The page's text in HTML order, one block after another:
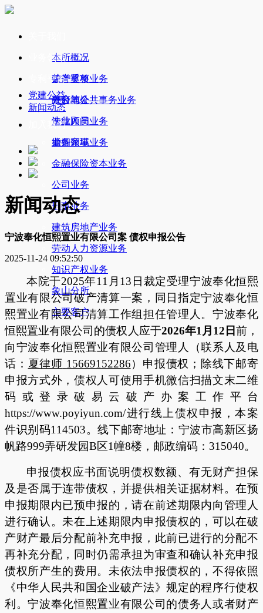
本所概况
荣誉奖项
办公地址
业务领域
破产重整业务
政府与公共事务业务
法律顾问业务
婚姻家事业务
金融保险资本业务
公司业务
刑事业务
建筑房地产业务
劳动人力资源业务
知识产权业务
象山分所
主要客户
专利平台
平台简介
专业人员
业务领域
党建公益
新闻动态
加入我们
新闻动态
宁波奉化恒熙置业有限公司案 债权申报公告
2025-11-24 09:52:50
本院于2025年11月13日裁定受理宁波奉化恒熙
置业有限公司破产清算一案 ， 同日指定宁波奉化恒
熙置业有限公司清算工作组 担任管理人。 宁波奉化
恒熙置业有限公司 的债权人应于2026年1 月 12 日前，
向宁波奉化恒熙置业有限公司 管理人 （联系人及电
话： 夏律师 15669152286） 申报债权 ； 除线下邮寄
申报方式外，债权人可使用手机微信扫描文末二维
码 或登录破易云破产办案工作平台
https://www.poyiyun.com/进行线上债权申报，本案
件识别码114503。线下邮寄地址：宁波市高新区扬
帆路999弄研发园B区1幢8楼， 邮政编码： 315040。
申报债权应书面说明债权数额、有无财产担保
及是否属于连带债权，并提供相关证据材料。在预
申报期限内已预申报的，请在前述期限内向管理人
进行确认。未在上述期限内申报债权的，可以在破
产财产最后分配前补充申报， 此前已进行的分配不
再补充分配，同时仍需承担为审查和确认补充申报
债权所产生的费用。未依法申报债权的，不得依照
《中华人民共和国企业破产法》规定的程序行使权
利。宁波奉化恒熙置业有限公司 的债务人或者财产